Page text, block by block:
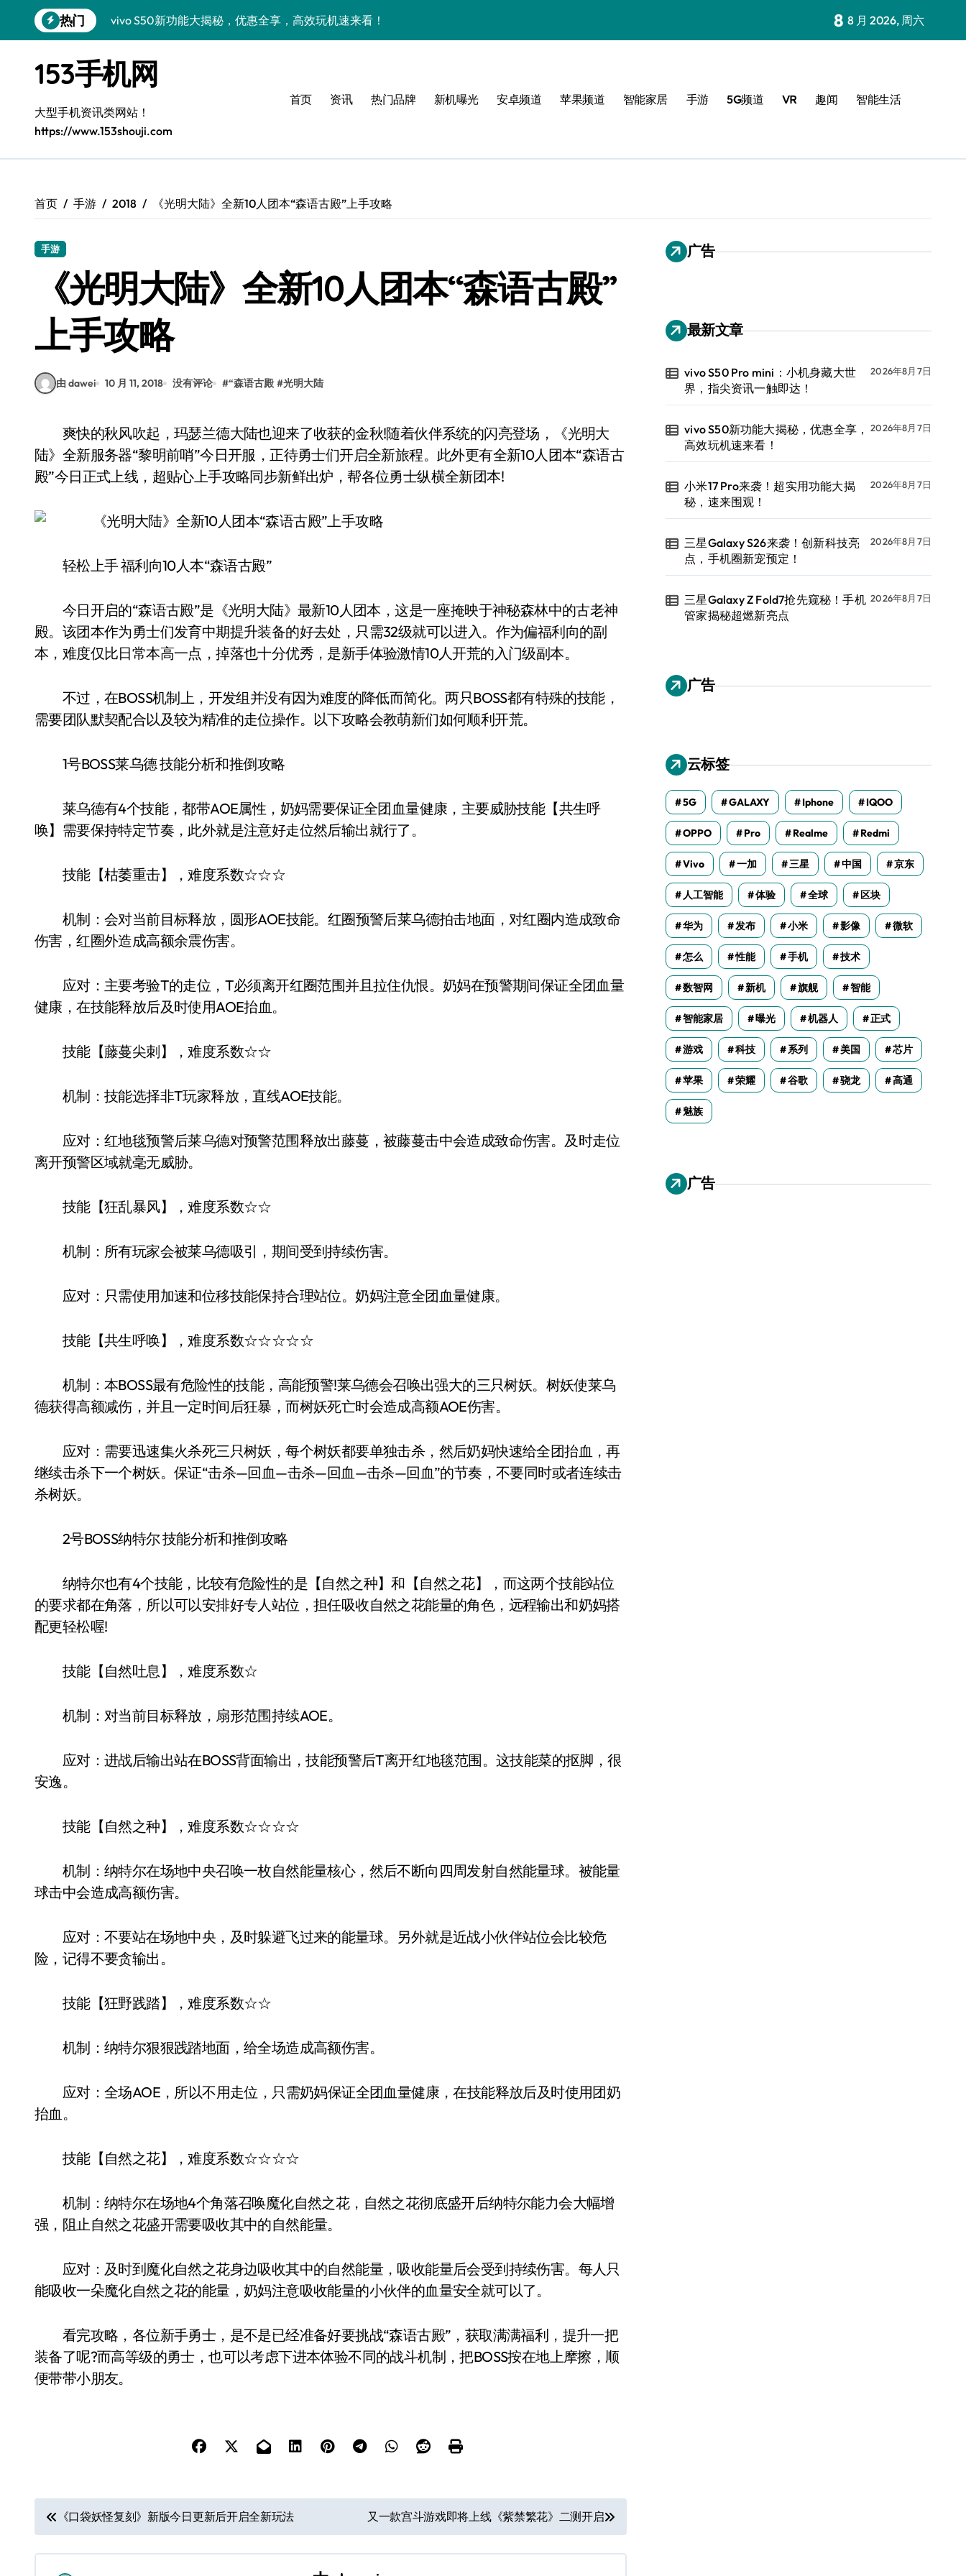
到
热门
vivo S50新功能大揭秘，优惠全享，高效玩机速来看！
三星Galaxy S26来袭！创新科技亮点，手机圈新宠预定！
三星Galaxy Z Fold7抢先窥秘！手机管家揭秘超燃新亮点
S25 Ultra颜值炸裂！定制主题潮到没朋友
S24+震撼登场，美出新高度！
A56 5G登场，三星风尚新定义！
vivo S50 Pro mini：小机身藏大世界，指尖资讯一触即达！
8 8 月 2026, 周六
153手机网
大型手机资讯类网站！
https://www.153shouji.com
首页 资讯 热门品牌 新机曝光 安卓频道 苹果频道 智能家居 手游 5G频道 VR 趣闻 智能生活
首页 手游 2018 《光明大陆》全新10人团本“森语古殿”上手攻略
手游
《光明大陆》全新10人团本“森语古殿”
上手攻略
由 dawei 10 月 11, 2018 没有评论 #“森语古殿 #光明大陆
爽快的秋风吹起，玛瑟兰德大陆也迎来了收获的金秋!随着伙伴系统的闪亮登场，《光明大
陆》全新服务器“黎明前哨”今日开服，正待勇士们开启全新旅程。此外更有全新10人团本“森语古
殿”今日正式上线，超贴心上手攻略同步新鲜出炉，帮各位勇士纵横全新团本!
轻松上手 福利向10人本“森语古殿”
今日开启的“森语古殿”是《光明大陆》最新10人团本，这是一座掩映于神秘森林中的古老神
殿。该团本作为勇士们发育中期提升装备的好去处，只需32级就可以进入。作为偏福利向的副
本，难度仅比日常本高一点，掉落也十分优秀，是新手体验激情10人开荒的入门级副本。
不过，在BOSS机制上，开发组并没有因为难度的降低而简化。两只BOSS都有特殊的技能，
需要团队默契配合以及较为精准的走位操作。以下攻略会教萌新们如何顺利开荒。
1号BOSS莱乌德 技能分析和推倒攻略
莱乌德有4个技能，都带AOE属性，奶妈需要保证全团血量健康，主要威胁技能【共生呼
唤】需要保持特定节奏，此外就是注意好走位然后输出就行了。
技能【枯萎重击】，难度系数☆☆☆
机制：会对当前目标释放，圆形AOE技能。红圈预警后莱乌德拍击地面，对红圈内造成致命
伤害，红圈外造成高额余震伤害。
应对：主要考验T的走位，T必须离开红圈范围并且拉住仇恨。奶妈在预警期间保证全团血量
健康，在技能释放后及时使用AOE抬血。
技能【藤蔓尖刺】，难度系数☆☆
机制：技能选择非T玩家释放，直线AOE技能。
应对：红地毯预警后莱乌德对预警范围释放出藤蔓，被藤蔓击中会造成致命伤害。及时走位
离开预警区域就毫无威胁。
技能【狂乱暴风】，难度系数☆☆
机制：所有玩家会被莱乌德吸引，期间受到持续伤害。
应对：只需使用加速和位移技能保持合理站位。奶妈注意全团血量健康。
技能【共生呼唤】，难度系数☆☆☆☆☆
机制：本BOSS最有危险性的技能，高能预警!莱乌德会召唤出强大的三只树妖。树妖使莱乌
德获得高额减伤，并且一定时间后狂暴，而树妖死亡时会造成高额AOE伤害。
应对：需要迅速集火杀死三只树妖，每个树妖都要单独击杀，然后奶妈快速给全团抬血，再
继续击杀下一个树妖。保证“击杀—回血—击杀—回血—击杀—回血”的节奏，不要同时或者连续击
杀树妖。
2号BOSS纳特尔 技能分析和推倒攻略
纳特尔也有4个技能，比较有危险性的是【自然之种】和【自然之花】，而这两个技能站位
的要求都在角落，所以可以安排好专人站位，担任吸收自然之花能量的角色，远程输出和奶妈搭
配更轻松喔!
技能【自然吐息】，难度系数☆
机制：对当前目标释放，扇形范围持续AOE。
应对：进战后输出站在BOSS背面输出，技能预警后T离开红地毯范围。这技能菜的抠脚，很
安逸。
技能【自然之种】，难度系数☆☆☆☆
机制：纳特尔在场地中央召唤一枚自然能量核心，然后不断向四周发射自然能量球。被能量
球击中会造成高额伤害。
应对：不要站在场地中央，及时躲避飞过来的能量球。另外就是近战小伙伴站位会比较危
险，记得不要贪输出。
技能【狂野践踏】，难度系数☆☆
机制：纳特尔狠狠践踏地面，给全场造成高额伤害。
应对：全场AOE，所以不用走位，只需奶妈保证全团血量健康，在技能释放后及时使用团奶
抬血。
技能【自然之花】，难度系数☆☆☆☆
机制：纳特尔在场地4个角落召唤魔化自然之花，自然之花彻底盛开后纳特尔能力会大幅增
强，阻止自然之花盛开需要吸收其中的自然能量。
应对：及时到魔化自然之花身边吸收其中的自然能量，吸收能量后会受到持续伤害。每人只
能吸收一朵魔化自然之花的能量，奶妈注意吸收能量的小伙伴的血量安全就可以了。
看完攻略，各位新手勇士，是不是已经准备好要挑战“森语古殿”，获取满满福利，提升一把
装备了呢?而高等级的勇士，也可以考虑下进本体验不同的战斗机制，把BOSS按在地上摩擦，顺
便带带小朋友。
文
章
《口袋妖怪复刻》新版今日更新后开启全新玩法 又一款宫斗游戏即将上线《紫禁繁花》二测开启
广告
最新文章
vivo S50 Pro mini：小机身藏大世
界，指尖资讯一触即达！
2026年8月7日
vivo S50新功能大揭秘，优惠全享，
高效玩机速来看！
2026年8月7日
小米17 Pro来袭！超实用功能大揭
秘，速来围观！
2026年8月7日
三星Galaxy S26来袭！创新科技亮
点，手机圈新宠预定！
2026年8月7日
三星Galaxy Z Fold7抢先窥秘！手机
管家揭秘超燃新亮点
2026年8月7日
广告
云标签
5G GALAXY Iphone IQOO
OPPO Pro Realme Redmi
Vivo 一加 三星 中国 京东
人工智能 体验 全球 区块
华为 发布 小米 影像 微软
怎么 性能 手机 技术
数智网 新机 旗舰 智能
智能家居 曝光 机器人 正式
游戏 科技 系列 美国 芯片
苹果 荣耀 谷歌 骁龙 高通
魅族
广告